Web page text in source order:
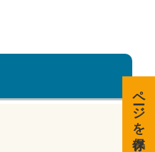
ページを保存